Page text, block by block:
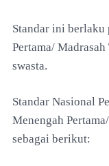
Standar ini berlaku
Pertama/ Madrasah
swasta.
Standar Nasional
Menengah
sebagai berikut: